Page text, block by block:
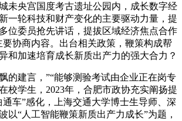
未央宫国度考古遗址公园内，成长数字经
一轮科技和财产变化的主要驱动力量，提
位委员抢先讲话，提拔区域经济焦点合作
要协商内容。出台相关政策，鞭策构成帮
和加速培育成长新质出产力的强大合力？
建言，”“能够测验考试由企业正在岗专
校学生，2023年，合肥市政协充实阐扬提
车”感化，上海交通大学博士生导师、深
以“人工智能鞭策新质出产力成长”为题，